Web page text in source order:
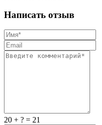
Написать отзыв
20 + ? = 21